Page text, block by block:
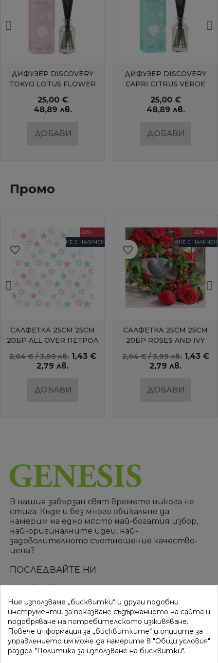
БЪРЗ ПРЕГЛЕД
ДИФУЗЕР DISCOVERY
TOKYO LOTUS FLOWER
25,00 €
48,89 лв.
ДОБАВИ
БЪРЗ ПРЕГЛЕД
ДИФУЗЕР DISCOVERY
CAPRI CITRUS VERDE
25,00 €
48,89 лв.
ДОБАВИ
Промо
БЪРЗ ПРЕГЛЕД
-30%
НЕ Е НАЛИЧЕН
САЛФЕТКА 25СМ 25СМ
20БР ALL OVER ПЕТРОЛ
2,04 € / 3,99 лв. 1,43 €
2,79 лв.
ДОБАВИ
favorite_border
БЪРЗ ПРЕГЛЕД
-30%
НЕ Е НАЛИЧЕН
САЛФЕТКА 25СМ 25СМ
20БР ROSES AND IVY
AMBIENTE
2,04 € / 3,99 лв. 1,43 €
2,79 лв.
ДОБАВИ
favorite_border
В нашия забързан свят времето никога не
стига. Къде и без много обикаляне да
намерим на едно място най-богатия избор,
най-оригиналните идеи, най-
задоволителното съотношение качество-
цена?
ПОСЛЕДВАЙТЕ НИ
ВРЪЗКИ
Вход
Моят профил
КАТЕГОРИИ
Разпродажба
Нови продукти
Ние използваме „бисквитки“ и други подобни
инструменти, за показване съдържанието на сайта и
подобряване на потребителското изживяване.
Повече информация за „бисквитките“ и опциите за
управлението им може да намерите в "Общи условия"
раздел "Политика за използване на бисквитки".